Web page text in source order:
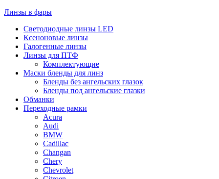
Линзы в фары
Светодиодные линзы LED
Ксеноновые линзы
Галогенные линзы
Линзы для ПТФ
Комплектующие
Маски бленды для линз
Бленды без ангельских глазок
Бленды под ангельские глазки
Обманки
Переходные рамки
Acura
Audi
BMW
Cadillac
Changan
Chery
Chevrolet